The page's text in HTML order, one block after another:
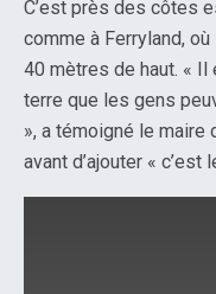
C’est près des côtes
comme à Ferryland,
40 mètres de haut. «
terre que les gens
», a témoigné le maire
avant d’ajouter « c’est